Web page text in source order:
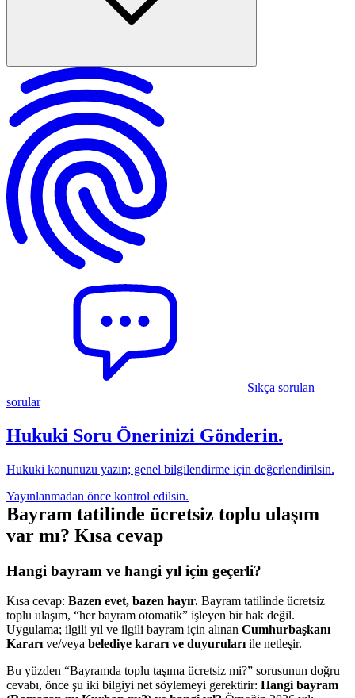
Bayram tatilinde ücretsiz toplu ulaşım var mı? Kısa cevap
Ücretsiz uygulama hangi gün başlar, hangi gün biter?
Ücretsiz olan toplu taşıma hangileri: metro, tramvay, otobüs, vapur
Belediye toplu taşıması ücretsiz mi, hangi kurumlar dahil?
Ücretsizliğin şartları: İstanbulkart, Ankarakart, Kentkart gerekli mi?
Ücretsiz olmayanlar ve istisnalar: dolmuş, minibüs, taksi, özel hatlar
Köprü ve otoyollar bayramda ücretsiz mi? Ek bilgi
Sıkça sorulan
sorular
Hukuki Soru Önerinizi Gönderin.
Hukuki konunuzu yazın; genel bilgilendirme için değerlendirilsin.
Yayınlanmadan önce kontrol edilsin.
Bayram tatilinde ücretsiz toplu ulaşım
var mı? Kısa cevap
Hangi bayram ve hangi yıl için geçerli?
Kısa cevap: Bazen evet, bazen hayır. Bayram tatilinde ücretsiz
toplu ulaşım, “her bayram otomatik” işleyen bir hak değil.
Uygulama; ilgili yıl ve ilgili bayram için alınan Cumhurbaşkanı
Kararı ve/veya belediye kararı ve duyuruları ile netleşir.
Bu yüzden “Bayramda toplu taşıma ücretsiz mi?” sorusunun doğru
cevabı, önce şu iki bilgiyi net söylemeyi gerektirir: Hangi bayram